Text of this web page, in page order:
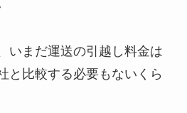
いまだ運送の引越し料金は
と比較する必要もないくら